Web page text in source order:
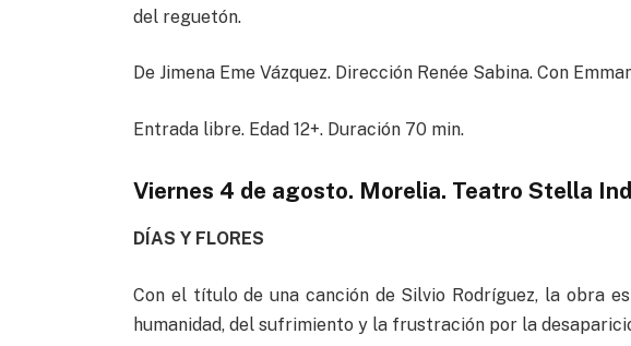
del reguetón.
De Jimena Eme Vázquez. Dirección Renée Sabina. Con
Entrada libre. Edad 12+. Duración 70 min.
Viernes 4 de agosto. Morelia. Teatro Stella
DÍAS Y FLORES
Con el título de una canción de Silvio Rodríguez, la obra
humanidad, del sufrimiento y la frustración por la